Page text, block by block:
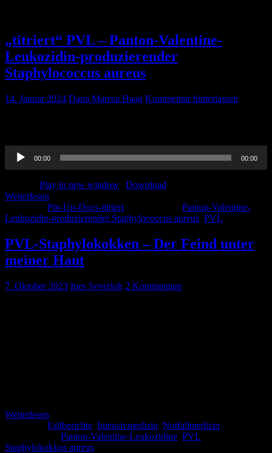
„titriert“ PVL – Panton-Valentine-
Leukozidin-produzierender
Staphylococcus aureus
14. Januar 2024 Dana Maresa Haag Kommentar hinterlassen
Audio-
Player
00:00 00:00
Play in new window
Download
Weiterlesen
Pin-Up-Docs-titriert
Panton-Valentine-
Leukozidin-produzierender Staphylococcus aureus PVL
PVL-Staphylokokken – Der Feind unter
meiner Haut
7. Oktober 2023 Ines Severloh 2 Kommentare
Weiterlesen
Fallberichte Intensivmedizin Notfallmedizin
Panton-Valentine-Leukozidine PVL
Staphylokokkus aureus